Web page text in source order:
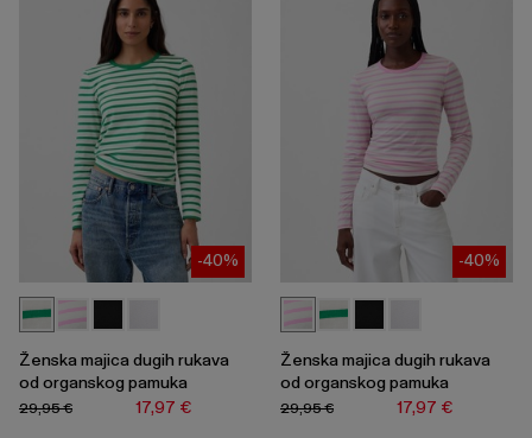
-40%
Ženska majica dugih rukava
od organskog pamuka
17,97 €
29,95 €
-40%
Ženska majica dugih rukava
od organskog pamuka
17,97 €
29,95 €